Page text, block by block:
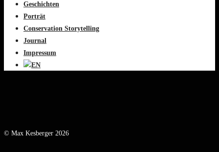
Geschichten
Porträt
Conservation Storytelling
Journal
Impressum
© Max Kesberger 2026